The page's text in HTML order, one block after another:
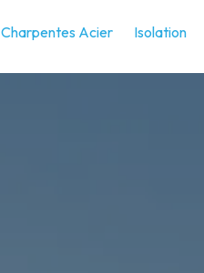
Charpentes Acier Isolation